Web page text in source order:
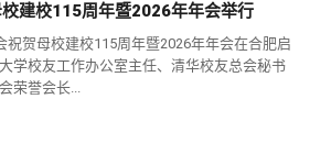
建校115周年暨2026年年会举行
祝贺母校建校115周年暨2026年年会在合肥启
学校友工作办公室主任、清华校友总会秘书
荣誉会长...